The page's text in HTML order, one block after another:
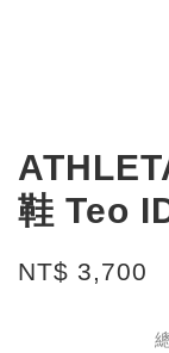
鞋 Teo
NT$ 3,700